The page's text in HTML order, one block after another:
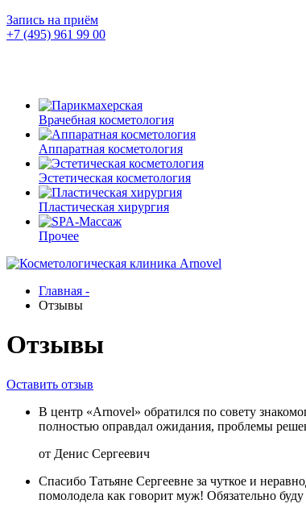
Запись на приём
+7 (495) 961 99 00
Врачебная косметология
Аппаратная косметология
Эстетическая косметология
Пластическая хирургия
Прочее
Главная -
Отзывы
Отзывы
Оставить отзыв
В центр «Arnovel» обратился по совету
полностью оправдал ожидания, проблемы
от Денис Сергеевич
Спасибо Татьяне Сергеевне за чуткое и
помолодела как говорит муж! Обязательно